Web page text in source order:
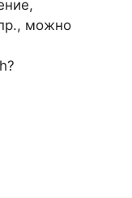
можно